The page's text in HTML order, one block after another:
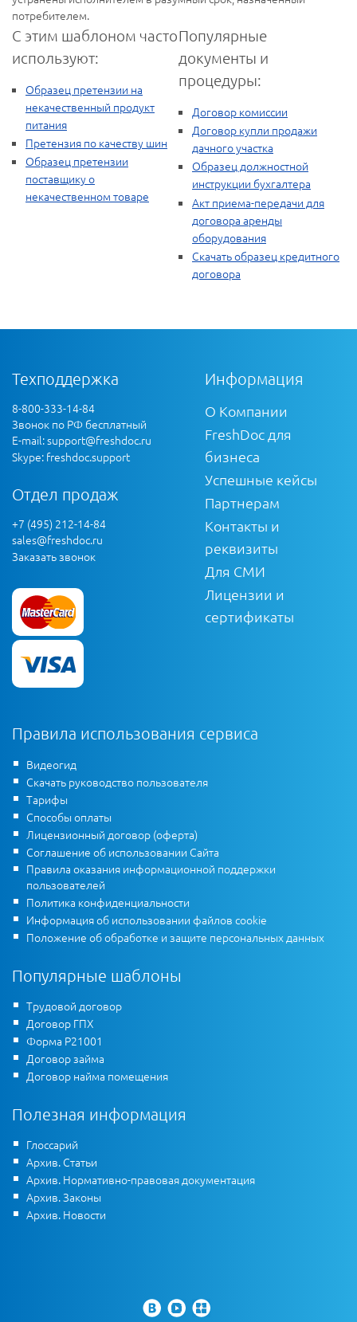
потребителем.
С этим шаблоном часто
используют:
Образец претензии на
некачественный продукт
питания
Претензия по качеству шин
Образец претензии
поставщику о
некачественном товаре
Популярные
документы и
процедуры:
Договор комиссии
Договор купли продажи
дачного участка
Образец должностной
инструкции бухгалтера
Акт приема-передачи для
договора аренды
оборудования
Скачать образец кредитного
договора
Техподдержка
8-800-333-14-84
Звонок по РФ бесплатный
E-mail:support@freshdoc.ru
Skype: freshdoc.support
Отдел продаж
+7 (495) 212-14-84
sales@freshdoc.ru
Заказать звонок
Информация
О Компании
FreshDoc для
бизнеса
Успешные кейсы
Партнерам
Контакты и
реквизиты
Для СМИ
Лицензии и
сертификаты
Правила использования сервиса
Видеогид
Скачать руководство пользователя
Тарифы
Способы оплаты
Лицензионный договор (оферта)
Соглашение об использовании Сайта
Правила оказания информационной поддержки
пользователей
Политика конфиденциальности
Информация об использовании файлов cookie
Положение об обработке и защите персональных данных
Популярные шаблоны
Трудовой договор
Договор ГПХ
Форма Р21001
Договор займа
Договор найма помещения
Полезная информация
Глоссарий
Архив. Статьи
Архив. Нормативно-правовая документация
Архив. Законы
Архив. Новости